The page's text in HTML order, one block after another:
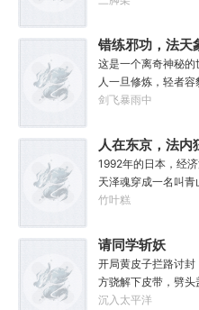
不仅能够和光一样大
索任何人，我们赚到
果有人在夜晚敲响你
要么为你的狂妄带来
么选，我的朋友！
错练邪功，法天
这是一个离奇神秘的
人一旦修炼，轻者
药，供邪魔采食……
的情况下，让这功
他学成的功法越来越
从不藏私，传武天
桩功滋阴壮阳，如今
分归元气》是那魔头
万妙宫的仙子本来要
为妖女，这都是段
过练练武，传传功，
书的魔头了呢？这是
剑飞暴雨中
人在东京，法内
1992年的日本，经
天泽魂穿成一名叫
己正被五花大绑着
位传奇人物。对此部
去100年也不想要这
竹叶糕
请同学斩妖
开局黄皮子拦路讨封
方骁解下皮带，劈头
和凡人并存，妖魔鬼
沉入太平洋